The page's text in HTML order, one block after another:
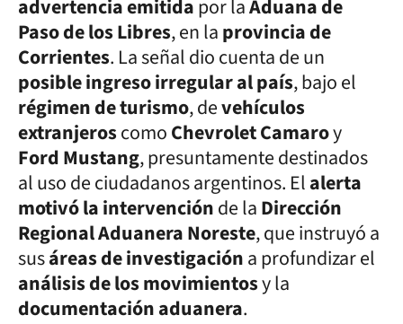
advertencia emitidapor laAduana de
Paso de los Libres, en laprovincia de
Corrientes. La señal dio cuenta de un
posible ingreso irregular al país, bajo el
régimen de turismo, devehículos
extranjeroscomoChevrolet Camaroy
Ford Mustang, presuntamente destinados
al uso de ciudadanos argentinos. Elalerta
motivó la intervenciónde laDirección
Regional Aduanera Noreste, que instruyó a
susáreas de investigacióna profundizar el
análisis de los movimientosy la
documentación aduanera.